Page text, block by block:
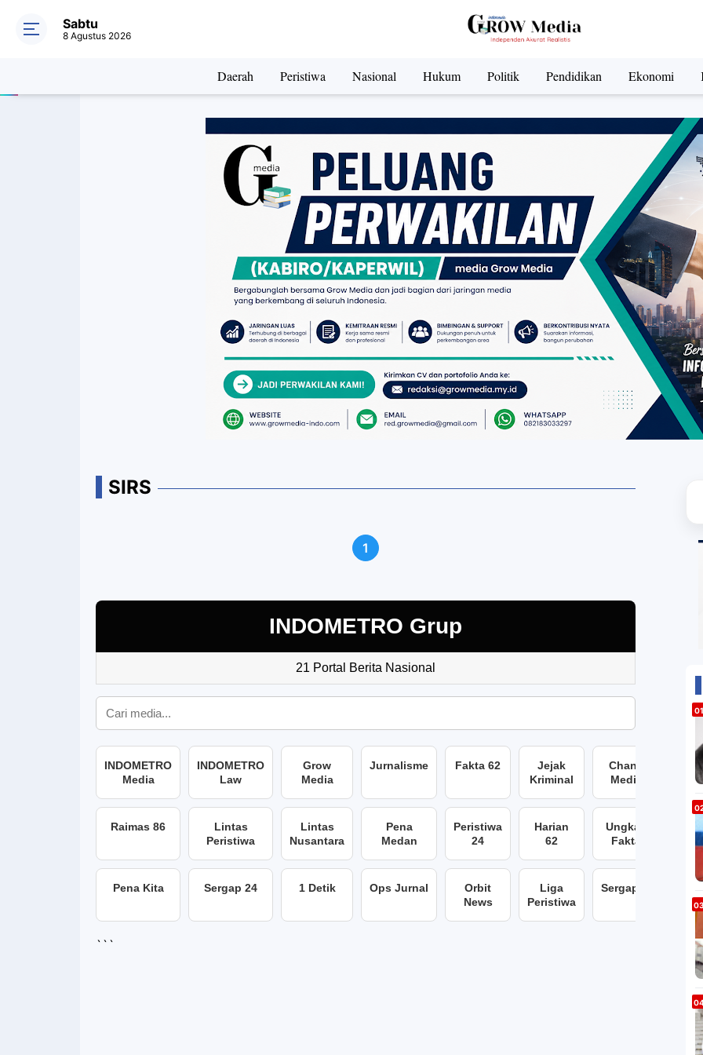
Sabtu
8 Agustus 2026
Daerah Peristiwa Nasional Hukum Politik Pendidikan Ekonomi
SIRS
1
INDOMETRO Grup
21 Portal Berita Nasional
INDOMETRO
Media
INDOMETRO
Law
Grow
Media
Jurnalisme Fakta 62
Jejak
Kriminal
Chans
Media
Raimas 86
Lintas
Peristiwa
Lintas
Nusantara
Pena
Medan
Peristiwa
24
Harian
62
Ungkap
Fakta
Pena Kita Sergap 24 1 Detik Ops Jurnal
Orbit
News
Liga
Peristiwa
Sergap86
```